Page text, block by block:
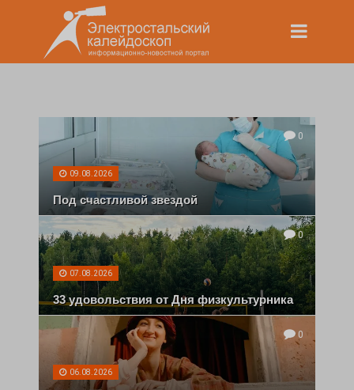
0
09.08.2026
Под счастливой звездой
0
07.08.2026
33 удовольствия от Дня физкультурника
0
06.08.2026